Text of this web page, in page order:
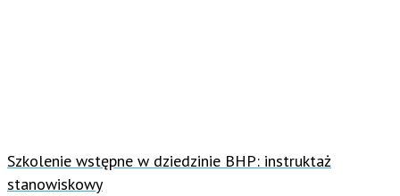
Szkolenie wstępne w dziedzinie BHP: instruktaż
stanowiskowy